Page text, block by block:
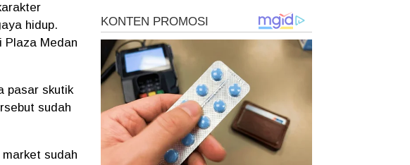
hidup.
Plaza Medan
pasar skutik
sudah
sudah